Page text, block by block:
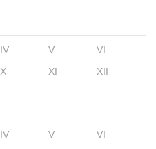
IV V
VI
X XI XII
IV V
VI